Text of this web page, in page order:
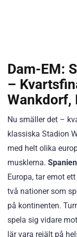
Dam-EM:
–
Wankdorf,
Nu smäller det –
klassiska Stadion
med helt olika
musklerna. Spanien
Europa, tar emot
två nationer som
på kontinenten.
spela sig vidare
lär vara rejält på